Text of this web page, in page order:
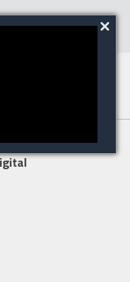
freqüentes